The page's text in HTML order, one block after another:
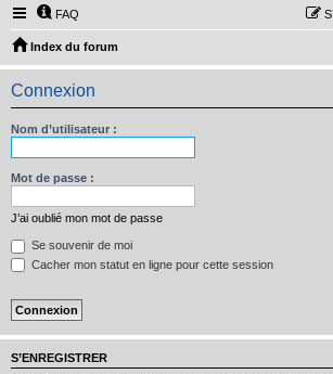
FAQ
Index du forum
Connexion
Nom d’utilisateur :
Mot de passe :
J’ai oublié mon mot de passe
Se souvenir de moi
Cacher mon statut en ligne pour cette session
S’ENREGISTRER